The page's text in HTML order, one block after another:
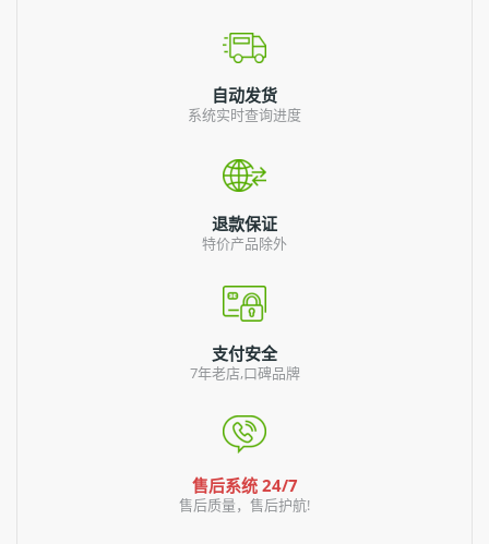
自动发货
系统实时查询进度
退款保证
特价产品除外
支付安全
7年老店,口碑品牌
售后系统 24/7
售后质量，售后护航!